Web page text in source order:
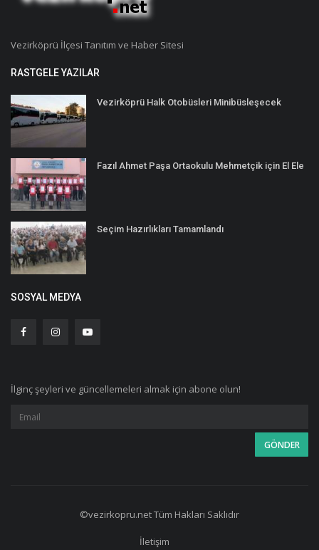
Vezirköprü İlçesi Tanıtım ve Haber Sitesi
RASTGELE YAZILAR
Vezirköprü Halk Otobüsleri Minibüsleşecek
Fazıl Ahmet Paşa Ortaokulu Mehmetçik için El Ele
Seçim Hazırlıkları Tamamlandı
SOSYAL MEDYA
İlginç şeyleri ve güncellemeleri almak için abone olun!
©vezirkopru.net Tüm Hakları Saklıdır
İletişim